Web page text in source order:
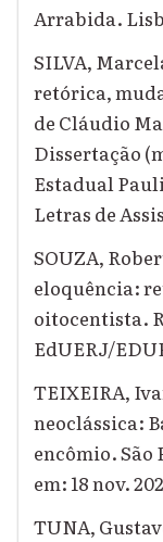
Arrabida.
SILVA,
retórica,
de Cláudio
Dissertação
Estadual
Letras de
SOUZA,
eloquência:
oitocentista.
EdUERJ/
TEIXEIRA,
neoclássica:
encômio. São
em: 18 nov.
TUNA,